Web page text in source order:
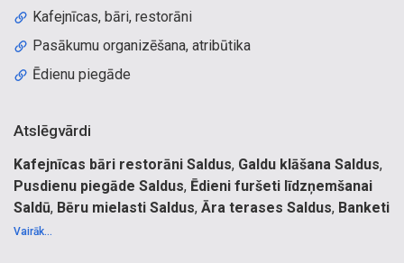
Kafejnīcas, bāri, restorāni
Pasākumu organizēšana, atribūtika
Ēdienu piegāde
Atslēgvārdi
Kafejnīcas bāri restorāni Saldus, Galdu klāšana Saldus,
Pusdienu piegāde Saldus, Ēdieni furšeti līdzņemšanai
Saldū, Bēru mielasti Saldus, Āra terases Saldus, Banketi
Saldus
Vairāk...